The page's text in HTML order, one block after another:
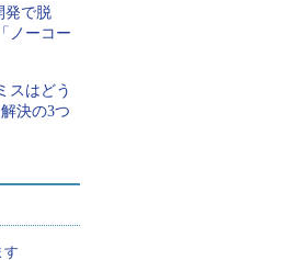
発で脱
ノーコー
スはどう
決の3つ
す